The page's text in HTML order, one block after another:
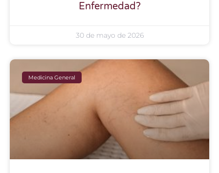
Enfermedad?
30 de mayo de 2026
Medicina General